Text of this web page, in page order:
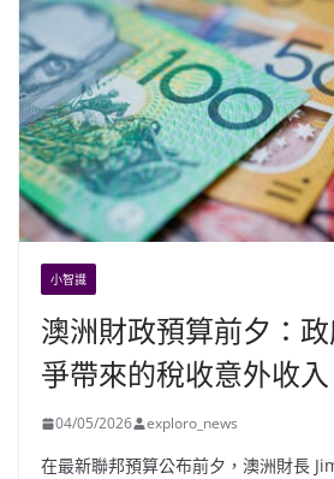
小智識
澳洲財政預算前夕：
爭帶來的稅收意外收入
04/05/2026 exploro_news
在最新聯邦預算公布前夕，澳洲財長